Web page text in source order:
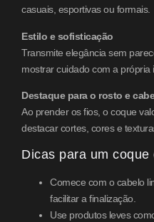
casuais, esportivas ou formais.
Estilo e sofisticação
Transmite elegância sem
mostrar cuidado com a própria
Destaque para o rosto e
Ao prender os fios, o coque
destacar cortes, cores e
Dicas para um coque
Comece com o cabelo
facilitar a finalização.
Use produtos leves